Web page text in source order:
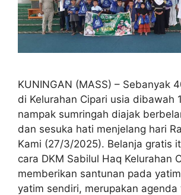
KUNINGAN (MASS) – Sebanyak
di Kelurahan Cipari usia dibawah
nampak sumringah diajak
dan sesuka hati menjelang hari
Kami (27/3/2025). Belanja gratis
cara DKM Sabilul Haq Kelurahan
memberikan santunan pada
yatim sendiri, merupakan agenda